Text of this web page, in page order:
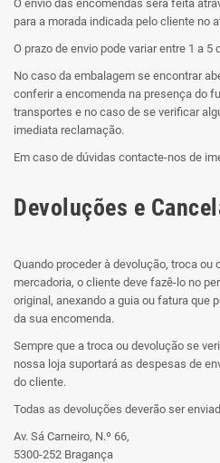
O envio das encomendas será feita
para a morada indicada pelo cliente no
O prazo de envio pode variar entre 1 a 5
No caso da embalagem se encontrar
conferir a encomenda na presença do
transportes e no caso de se verificar
imediata reclamação.
Em caso de dúvidas contacte-nos de
Devoluções e
Quando proceder à devolução, troca ou
mercadoria, o cliente deve fazê-lo no
original, anexando a guia ou fatura que
da sua encomenda.
Sempre que a troca ou devolução se
nossa loja suportará as despesas de
do cliente.
Todas as devoluções deverão ser
Av. Sá Carneiro, N.º 66,
5300-252 Bragança